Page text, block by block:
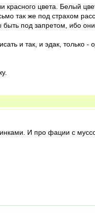
цвета. Белый
так же под страхом
под запретом, ибо
и так, и эдак, только
И про фации с